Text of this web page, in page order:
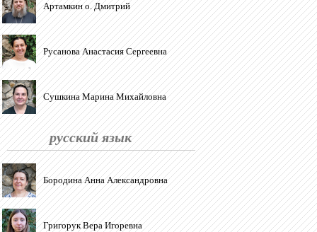
Артамкин о. Дмитрий
Русанова Анастасия Сергеевна
Сушкина Марина Михайловна
русский язык
Бородина Анна Александровна
Григорук Вера Игоревна